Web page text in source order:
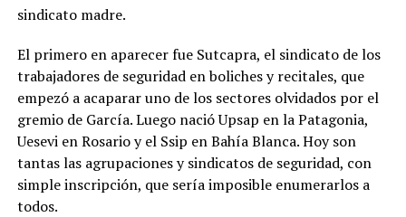
sindicato madre.
El primero en aparecer fue Sutcapra, el sindicato de los
trabajadores de seguridad en boliches y recitales, que
empezó a acaparar uno de los sectores olvidados por el
gremio de García. Luego nació Upsap en la Patagonia,
Uesevi en Rosario y el Ssip en Bahía Blanca. Hoy son
tantas las agrupaciones y sindicatos de seguridad, con
simple inscripción, que sería imposible enumerarlos a
todos.